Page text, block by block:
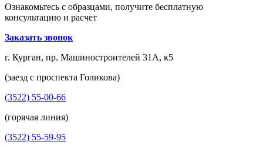
Ознакомьтесь с образцами, получите бесплатную
консультацию и расчет
Заказать звонок
г. Курган, пр. Машиностроителей 31А, к5
(заезд с проспекта Голикова)
(3522) 55-00-66
(горячая линия)
(3522) 55-59-95